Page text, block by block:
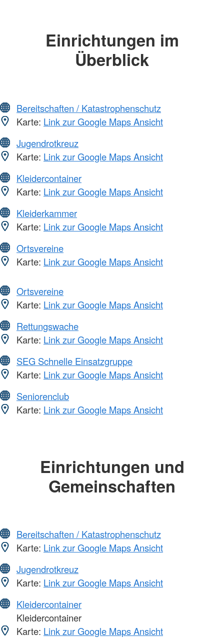
Einrichtungen im
Überblick
Bereitschaften / Katastrophenschutz
Karte: Link zur Google Maps Ansicht
Jugendrotkreuz
Karte: Link zur Google Maps Ansicht
Kleidercontainer
Karte: Link zur Google Maps Ansicht
Kleiderkammer
Karte: Link zur Google Maps Ansicht
Ortsvereine
Karte: Link zur Google Maps Ansicht
Ortsvereine
Karte: Link zur Google Maps Ansicht
Rettungswache
Karte: Link zur Google Maps Ansicht
SEG Schnelle Einsatzgruppe
Karte: Link zur Google Maps Ansicht
Seniorenclub
Karte: Link zur Google Maps Ansicht
Einrichtungen und
Gemeinschaften
Bereitschaften / Katastrophenschutz
Karte: Link zur Google Maps Ansicht
Jugendrotkreuz
Karte: Link zur Google Maps Ansicht
Kleidercontainer
Kleidercontainer
Karte: Link zur Google Maps Ansicht